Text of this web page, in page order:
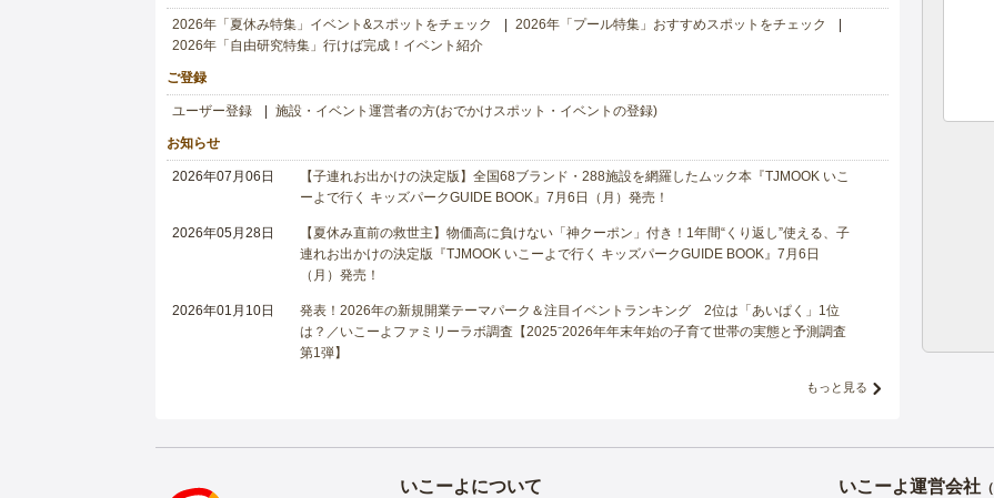
2026年「夏休み特集」イベント&スポットをチェック
2026年「プール特集」おすすめスポットをチェック
2026年「自由研究特集」行けば完成！イベント紹介
ご登録
ユーザー登録 施設・イベント運営者の方(おでかけスポット・イベントの登録)
お知らせ
2026年07月06日
【子連れお出かけの決定版】全国68ブランド・288施設を網羅したムック本『TJMOOK いこ
ーよで行く キッズパークGUIDE BOOK』7月6日（月）発売！
2026年05月28日
【夏休み直前の救世主】物価高に負けない「神クーポン」付き！1年間“くり返し”使える、子
連れお出かけの決定版『TJMOOK いこーよで行く キッズパークGUIDE BOOK』7月6日
（月）発売！
2026年01月10日
発表！2026年の新規開業テーマパーク＆注目イベントランキング 2位は「あいぱく」1位
は？／いこーよファミリーラボ調査【2025⁻2026年年末年始の子育て世帯の実態と予測調査
第1弾】
もっと見る
いこーよについて いこーよ運営会社（